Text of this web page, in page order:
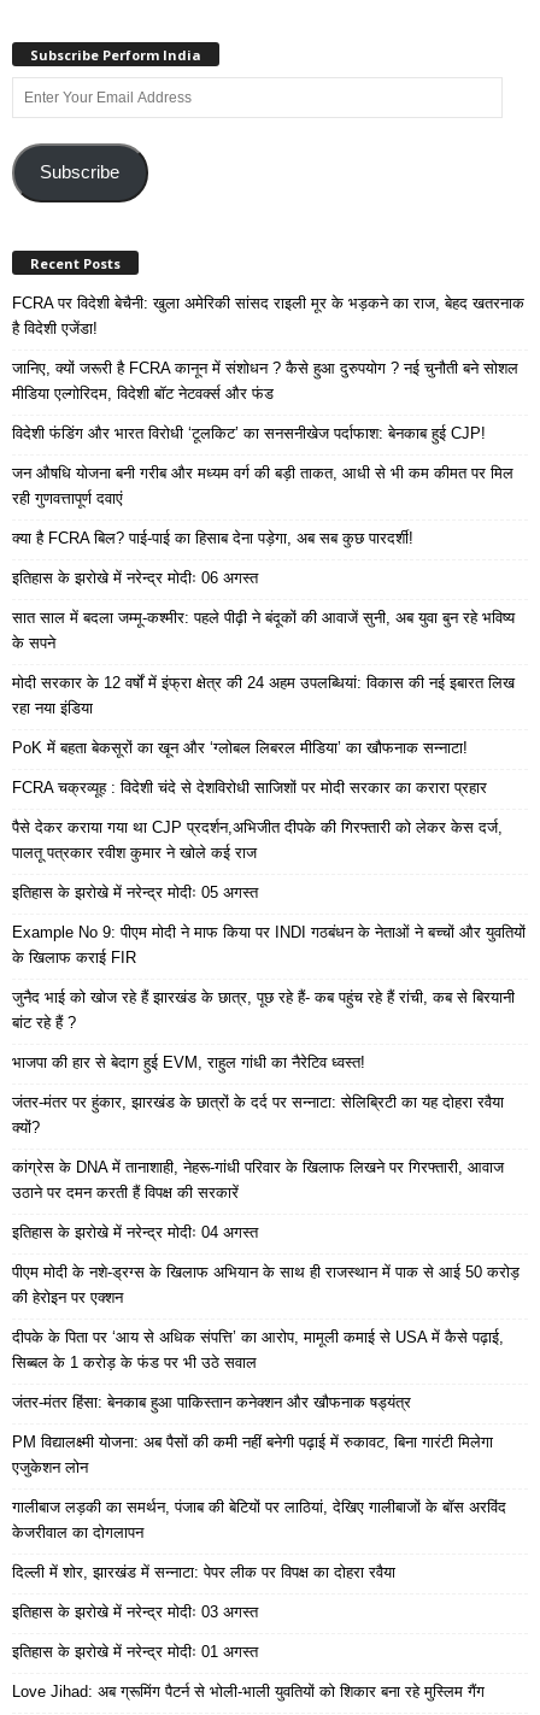
Subscribe Perform India
Enter
Your
Email
AddressSubscribe
Recent Posts
FCRA पर विदेशी बेचैनी: खुला अमेरिकी सांसद राइली मूर के भड़कने का राज, बेहद खतरनाक
है विदेशी एजेंडा!
जानिए, क्यों जरूरी है FCRA कानून में संशोधन ? कैसे हुआ दुरुपयोग ? नई चुनौती बने सोशल
मीडिया एल्गोरिदम, विदेशी बॉट नेटवर्क्स और फंड
विदेशी फंडिंग और भारत विरोधी ‘टूलकिट’ का सनसनीखेज पर्दाफाश: बेनकाब हुई CJP!
जन औषधि योजना बनी गरीब और मध्यम वर्ग की बड़ी ताकत, आधी से भी कम कीमत पर मिल
रही गुणवत्तापूर्ण दवाएं
क्या है FCRA बिल? पाई-पाई का हिसाब देना पड़ेगा, अब सब कुछ पारदर्शी!
इतिहास के झरोखे में नरेन्द्र मोदीः 06 अगस्त
सात साल में बदला जम्मू-कश्मीर: पहले पीढ़ी ने बंदूकों की आवाजें सुनी, अब युवा बुन रहे भविष्य
के सपने
मोदी सरकार के 12 वर्षों में इंफ्रा क्षेत्र की 24 अहम उपलब्धियां: विकास की नई इबारत लिख
रहा नया इंडिया
PoK में बहता बेकसूरों का खून और ‘ग्लोबल लिबरल मीडिया’ का खौफनाक सन्नाटा!
FCRA चक्रव्यूह : विदेशी चंदे से देशविरोधी साजिशों पर मोदी सरकार का करारा प्रहार
पैसे देकर कराया गया था CJP प्रदर्शन,अभिजीत दीपके की गिरफ्तारी को लेकर केस दर्ज,
पालतू पत्रकार रवीश कुमार ने खोले कई राज
इतिहास के झरोखे में नरेन्द्र मोदीः 05 अगस्त
Example No 9: पीएम मोदी ने माफ किया पर INDI गठबंधन के नेताओं ने बच्चों और युवतियों
के खिलाफ कराई FIR
जुनैद भाई को खोज रहे हैं झारखंड के छात्र, पूछ रहे हैं- कब पहुंच रहे हैं रांची, कब से बिरयानी
बांट रहे हैं ?
भाजपा की हार से बेदाग हुई EVM, राहुल गांधी का नैरेटिव ध्वस्त!
जंतर-मंतर पर हुंकार, झारखंड के छात्रों के दर्द पर सन्नाटा: सेलिब्रिटी का यह दोहरा रवैया
क्यों?
कांग्रेस के DNA में तानाशाही, नेहरू-गांधी परिवार के खिलाफ लिखने पर गिरफ्तारी, आवाज
उठाने पर दमन करती हैं विपक्ष की सरकारें
इतिहास के झरोखे में नरेन्द्र मोदीः 04 अगस्त
पीएम मोदी के नशे-ड्रग्स के खिलाफ अभियान के साथ ही राजस्थान में पाक से आई 50 करोड़
की हेरोइन पर एक्शन
दीपके के पिता पर ‘आय से अधिक संपत्ति’ का आरोप, मामूली कमाई से USA में कैसे पढ़ाई,
सिब्बल के 1 करोड़ के फंड पर भी उठे सवाल
जंतर-मंतर हिंसा: बेनकाब हुआ पाकिस्तान कनेक्शन और खौफनाक षड्यंत्र
PM विद्यालक्ष्मी योजना: अब पैसों की कमी नहीं बनेगी पढ़ाई में रुकावट, बिना गारंटी मिलेगा
एजुकेशन लोन
गालीबाज लड़की का समर्थन, पंजाब की बेटियों पर लाठियां, देखिए गालीबाजों के बॉस अरविंद
केजरीवाल का दोगलापन
दिल्ली में शोर, झारखंड में सन्नाटा: पेपर लीक पर विपक्ष का दोहरा रवैया
इतिहास के झरोखे में नरेन्द्र मोदीः 03 अगस्त
इतिहास के झरोखे में नरेन्द्र मोदीः 01 अगस्त
Love Jihad: अब ग्रूमिंग पैटर्न से भोली-भाली युवतियों को शिकार बना रहे मुस्लिम गैंग